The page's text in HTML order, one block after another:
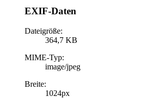
EXIF-Daten
Dateigröße:
364,7 KB
MIME-Typ:
image/jpeg
Breite:
1024px